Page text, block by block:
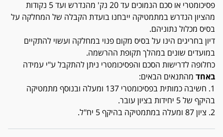
פסיכומטרי או סכם הנמוכים עד 20 נק' מהנדרש ועד 5 נקודות
מהציון הנדרש במתמטיקה ייבחנו בועדת הקבלה של המחלקה על
בסיס מכלול נתוניהם.
דיון בחריגים הינו על בסיס מקום פנוי במחלקה ועשוי להתקיים
במועדים שונים במהלך תקופת ההרשמה.
כחלופה לדרישות הסכם והפסיכומטרי ניתן להתקבל ע"י עמידה
באחד מהתנאים הבאים:
1. חשיבה כמותית בפסיכומטרי 137 ומעלה ובנוסף מתמטיקה
בהיקף של 5 יחידות בציון עובר.
2. ציון 87 ומעלה במתמטיקה בהיקף 5 יח"ל.